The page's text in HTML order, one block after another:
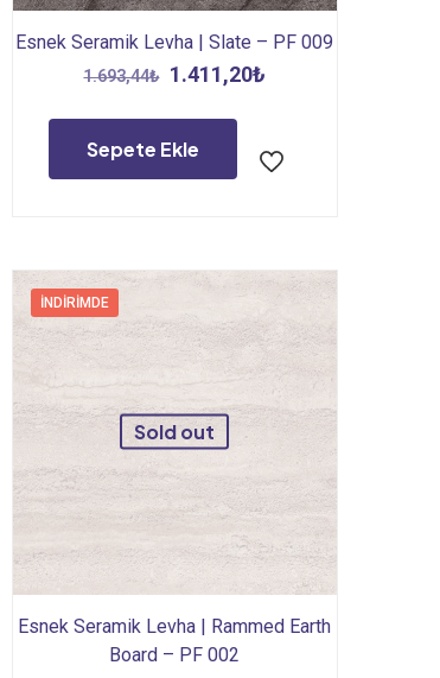
Esnek Seramik Levha | Slate – PF 009
1.693,44₺ Orijinal
1.693,44₺.
1.411,20₺
1.411,20₺.
Sepete Ekle
İNDIRIMDE
Sold out
Esnek Seramik Levha | Rammed Earth
Board – PF 002